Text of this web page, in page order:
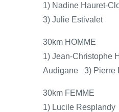
1) Nadine Hauret-
3) Julie Estivalet
30km HOMME
1) Jean-Christophe
Audigane 3) Pierre
30km FEMME
1) Lucile